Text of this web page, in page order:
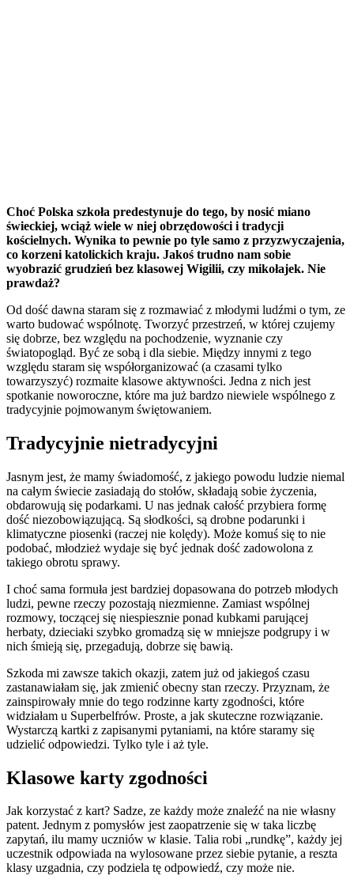
Choć Polska szkoła predestynuje do tego, by nosić miano
świeckiej, wciąż wiele w niej obrzędowości i tradycji
kościelnych. Wynika to pewnie po tyle samo z przyzwyczajenia,
co korzeni katolickich kraju. Jakoś trudno nam sobie
wyobrazić grudzień bez klasowej Wigilii, czy mikołajek. Nie
prawdaż?
Od dość dawna staram się z rozmawiać z młodymi ludźmi o tym, ze
warto budować wspólnotę. Tworzyć przestrzeń, w której czujemy
się dobrze, bez względu na pochodzenie, wyznanie czy
światopogląd. Być ze sobą i dla siebie. Między innymi z tego
względu staram się współorganizować (a czasami tylko
towarzyszyć) rozmaite klasowe aktywności. Jedna z nich jest
spotkanie noworoczne, które ma już bardzo niewiele wspólnego z
tradycyjnie pojmowanym świętowaniem.
Tradycyjnie nietradycyjni
Jasnym jest, że mamy świadomość, z jakiego powodu ludzie niemal
na całym świecie zasiadają do stołów, składają sobie życzenia,
obdarowują się podarkami. U nas jednak całość przybiera formę
dość niezobowiązującą. Są słodkości, są drobne podarunki i
klimatyczne piosenki (raczej nie kolędy). Może komuś się to nie
podobać, młodzież wydaje się być jednak dość zadowolona z
takiego obrotu sprawy.
I choć sama formuła jest bardziej dopasowana do potrzeb młodych
ludzi, pewne rzeczy pozostają niezmienne. Zamiast wspólnej
rozmowy, toczącej się niespiesznie ponad kubkami parującej
herbaty, dzieciaki szybko gromadzą się w mniejsze podgrupy i w
nich śmieją się, przegadują, dobrze się bawią.
Szkoda mi zawsze takich okazji, zatem już od jakiegoś czasu
zastanawiałam się, jak zmienić obecny stan rzeczy. Przyznam, że
zainspirowały mnie do tego rodzinne karty zgodności, które
widziałam u Superbelfrów. Proste, a jak skuteczne rozwiązanie.
Wystarczą kartki z zapisanymi pytaniami, na które staramy się
udzielić odpowiedzi. Tylko tyle i aż tyle.
Klasowe karty zgodności
Jak korzystać z kart? Sadze, ze każdy może znaleźć na nie własny
patent. Jednym z pomysłów jest zaopatrzenie się w taka liczbę
zapytań, ilu mamy uczniów w klasie. Talia robi „rundkę”, każdy jej
uczestnik odpowiada na wylosowane przez siebie pytanie, a reszta
klasy uzgadnia, czy podziela tę odpowiedź, czy może nie.